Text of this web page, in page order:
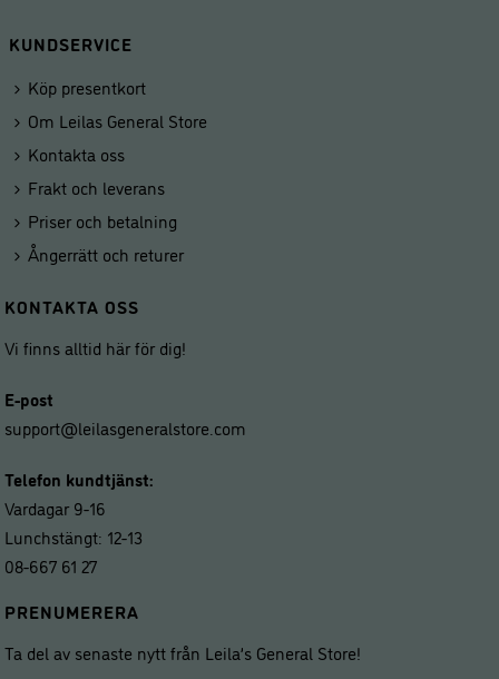
KUNDSERVICE
Köp presentkort
Om Leilas General Store
Kontakta oss
Frakt och leverans
Priser och betalning
Ångerrätt och returer
KONTAKTA OSS
Vi finns alltid här för dig!
E-post
support@leilasgeneralstore.com
Telefon kundtjänst:
Vardagar 9-16
Lunchstängt: 12-13
08-667 61 27
PRENUMERERA
Ta del av senaste nytt från Leila’s General Store!